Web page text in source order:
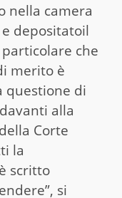
nella camera
depositatoil
che
merito è
questione di
alla
Corte
la
scritto
si